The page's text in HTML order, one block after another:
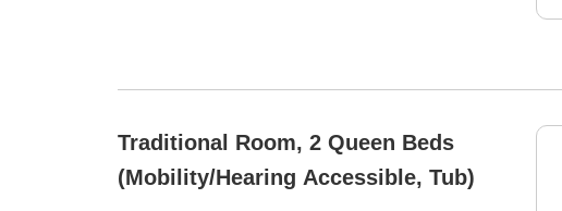
Traditional Room, 2 Queen Beds
(Mobility/Hearing Accessible, Tub)